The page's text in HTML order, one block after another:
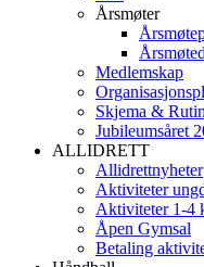
Årsmøter
Medlemskap
Skjema &
Jubileumsåret
ALLIDRETT
Allidrettnyheter
Aktiviteter
Aktiviteter 1-4
Åpen Gymsal
Betaling